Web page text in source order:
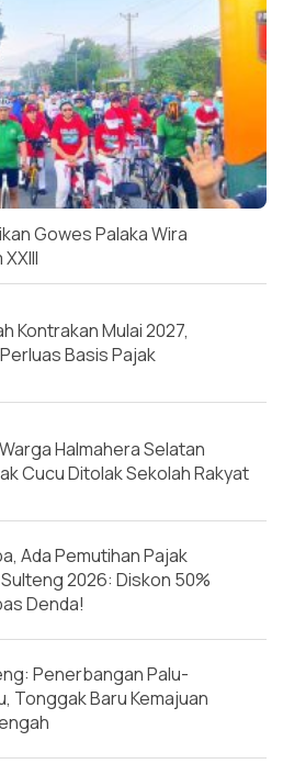
Gowes Palaka Wira
Kontrakan Mulai 2027,
Basis Pajak
Halmahera Selatan
Cucu Ditolak Sekolah Rakyat
Ada Pemutihan Pajak
2026: Diskon 50%
Denda!
Penerbangan Palu-
Tonggak Baru Kemajuan